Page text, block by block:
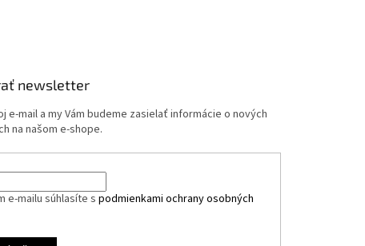
newsletter
e-mail a my Vám budeme zasielať informácie o nových
na našom e-shope.
e-mailu súhlasíte spodmienkami ochrany osobných